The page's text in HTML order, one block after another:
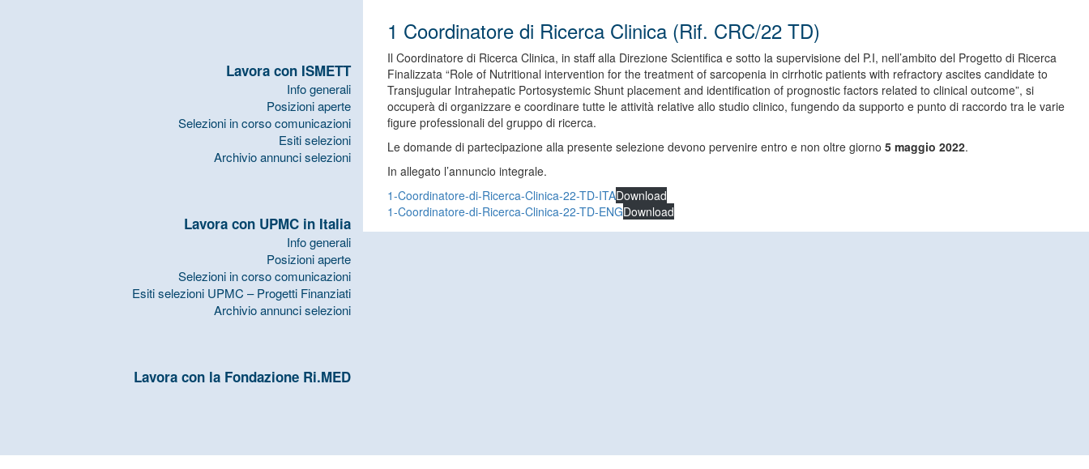
Lavora con ISMETT
Info generali
Posizioni aperte
Selezioni in corso comunicazioni
Esiti selezioni
Archivio annunci selezioni
Lavora con UPMC in Italia
Info generali
Posizioni aperte
Selezioni in corso comunicazioni
Esiti selezioni UPMC – Progetti Finanziati
Archivio annunci selezioni
Lavora con la Fondazione Ri.MED
1 Coordinatore di Ricerca Clinica (Rif. CRC/22 TD)
Il Coordinatore di Ricerca Clinica, in staff alla Direzione Scientifica e sotto la supervisione del P.I, nell’ambito del Progetto di Ricerca
Finalizzata “Role of Nutritional intervention for the treatment of sarcopenia in cirrhotic patients with refractory ascites candidate to
Transjugular Intrahepatic Portosystemic Shunt placement and identification of prognostic factors related to clinical outcome”, si
occuperà di organizzare e coordinare tutte le attività relative allo studio clinico, fungendo da supporto e punto di raccordo tra le varie
figure professionali del gruppo di ricerca.
Le domande di partecipazione alla presente selezione devono pervenire entro e non oltre giorno 5 maggio 2022.
In allegato l’annuncio integrale.
1-Coordinatore-di-Ricerca-Clinica-22-TD-ITADownload
1-Coordinatore-di-Ricerca-Clinica-22-TD-ENGDownload